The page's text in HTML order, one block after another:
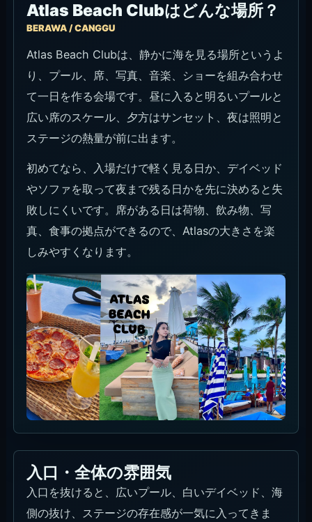
Atlas Beach Clubはどんな場所？
BERAWA / CANGGU
Atlas Beach Clubは、静かに海を見る場所というよ
り、プール、席、写真、音楽、ショーを組み合わせ
て一日を作る会場です。昼に入ると明るいプールと
広い席のスケール、夕方はサンセット、夜は照明と
ステージの熱量が前に出ます。
初めてなら、入場だけで軽く見る日か、デイベッド
やソファを取って夜まで残る日かを先に決めると失
敗しにくいです。席がある日は荷物、飲み物、写
真、食事の拠点ができるので、Atlasの大きさを楽
しみやすくなります。
入口・全体の雰囲気
入口を抜けると、広いプール、白いデイベッド、海
側の抜け、ステージの存在感が一気に入ってきま